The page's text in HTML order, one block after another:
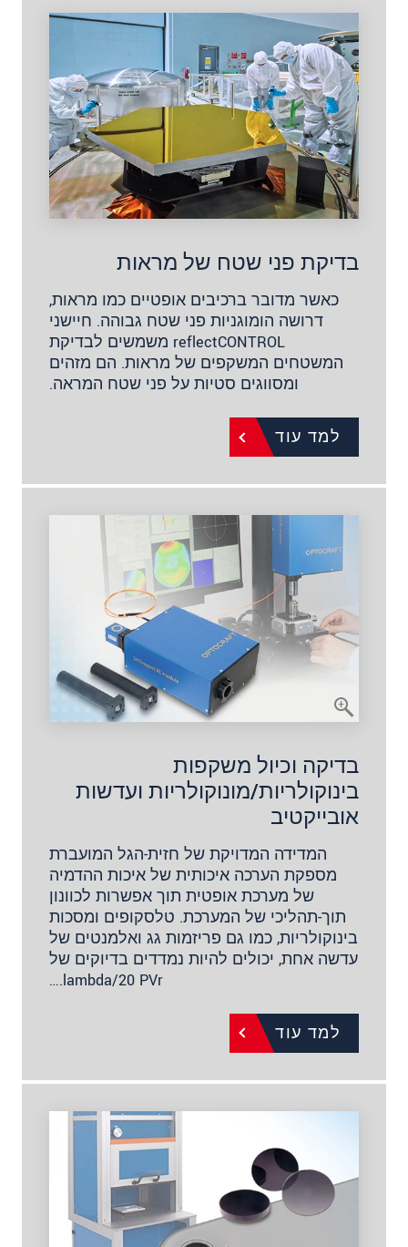
בדיקת פני שטח של מראות
כאשר מדובר ברכיבים אופטיים כמו מראות,
דרושה הומוגניות פני שטח גבוהה. חיישני
reflectCONTROL משמשים לבדיקת
המשטחים המשקפים של מראות. הם מזהים
ומסווגים סטיות על פני שטח המראה.
למד עוד
בדיקה וכיול משקפות
בינוקולריות/מונוקולריות ועדשות
אובייקטיב
המדידה המדויקת של חזית-הגל המועברת
מספקת הערכה איכותית של איכות ההדמיה
של מערכת אופטית תוך אפשרות לכוונון
תוך-תהליכי של המערכת. טלסקופים ומסכות
בינוקולריות, כמו גם פריזמות גג ואלמנטים של
עדשה אחת, יכולים להיות נמדדים בדיוקים של
lambda/20 PVr.…
למד עוד